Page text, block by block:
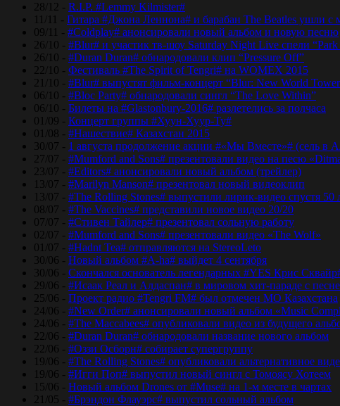
28/12 - R.I.P. #Lemmy Kilmister#
11/11 - Гитара #Джона Леннона# и барабан The Beatles ушли с
09/11 - #Coldplay# анонсировали новый альбом и новую песню
26/10 - #Blur# и участик тв-шоу Saturday Night Live спели
26/10 - #Duran Duran# обнародовали клип “Pressure Off”
22/10 - Фестиваль #The Spirit of Tengri# на WOMEX 2015
21/10 - #Blur# выпустят фильм-концерт “Blur: New World
06/10 - #Bloc Party# обнародовали сингл “The Love Within”
06/10 - Билеты на #Glastonbury-2016# разлетелись за полчаса
01/09 - Концерт группы #Хуун-Хуур-Ту#
01/08 - #Нашествие# Казахстан 2015
30/07 - 1 августа продолжение акции #«Мы Вместе»# (сель в
27/07 - #Mumford and Sons# презентовали видео на песю
23/07 - #Editors# анонсировали новый альбом (трейлер)
13/07 - #Marilyn Manson# презентовал новый видеоклип
13/07 - #The Rolling Stones# выпустили лирик-видео спустя 50
08/07 - #The Vaccines# представили новое видео 20/20
07/07 - #Стивен Тайлер# презентовал сольную работу
02/07 - #Mumford and Sons# презентовали видео «The Wolf»
01/07 - #Hadnt Tea# отправляются на StereoLeto
30/06 - Новый альбом #A-ha# выйдет 4 сентября
30/06 - Скончался основатель легендарных #YES Крис
29/06 - #Исаак Реал и Алдаспан# в мировом хит-параде с
25/06 - Проект радио #Tengri FM# был отмечен МО Казахстана
24/06 - #New Order# анонсировали новый альбом «Music
24/06 - #The Maccabees# опубликовали видео из будущего
22/06 - #Duran Duran# обнародовали название нового альбом
22/06 - #Оззи Осборн# собирает супергруппу
19/06 - #The Rolling Stones# опубликовали альтернативное
19/06 - #Игги Поп# выпустил новый сингл с Томоясу Хотеем
15/06 - Новый альбом Drones от #Muse# на 1-м месте в чартах
21/05 - #Брэндон Флауэрс# выпустил сольный альбом